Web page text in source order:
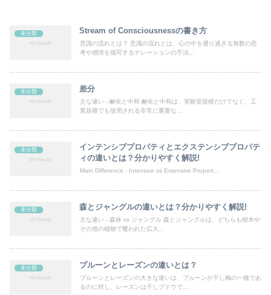
未分類 Stream of Consciousnessの書き方
意識の流れとは？ 意識の流れとは、心の中を通り過ぎる無数の思
考や感情を描写するナレーションの手法...
未分類 差分
主な違い - 鹸化と中和 鹸化と中和は、実験室規模だけでなく、工
業規模でも使用される非常に重要な...
未分類
インテンシブプロパティとエクステンシブプロパテ
ィの違いとは？分かりやすく解説!
Main Difference - Intensive vs Extensive Propert...
未分類 森とジャングルの違いとは？分かりやすく解説!
主な違い - 森林 vs ジャングル 森とジャングルは、どちらも樹木や
その他の植物で覆われた広大...
未分類 プルーンとレーズンの違いとは？
プルーンとレーズンの大きな違いは、プルーンが干し梅の一種であ
るのに対し、レーズンは干しブドウで...